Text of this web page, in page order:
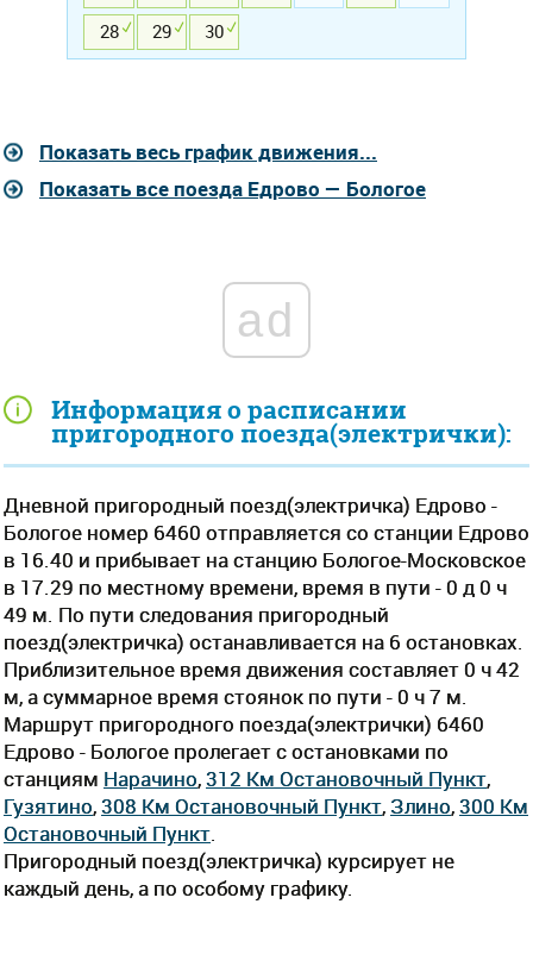
Информация о расписании
пригородного поезда(электрички):
Дневной пригородный поезд(электричка) Едрово -
Бологое номер 6460 отправляется со станции Едрово
в 16.40 и прибывает на станцию Бологое-Московское
в 17.29 по местному времени, время в пути - 0 д 0 ч
49 м. По пути следования пригородный
поезд(электричка) останавливается на 6 остановках.
Приблизительное время движения составляет 0 ч 42
м, а суммарное время стоянок по пути - 0 ч 7 м.
Маршрут пригородного поезда(электрички) 6460
Едрово - Бологое пролегает c остановками по
станциям Нарачино,312 Км Остановочный Пункт,
Гузятино,308 Км Остановочный Пункт, Злино,300 Км
Остановочный Пункт
Пригородный поезд(электричка) курсирует не
каждый день, а по особому графику.
28
29 30
Показать весь график движения...
Показать все поезда Едрово — Бологое
ad